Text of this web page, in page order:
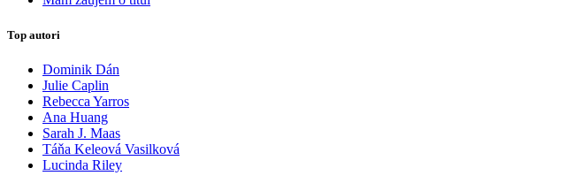
Top autori
Dominik Dán
Julie Caplin
Rebecca Yarros
Ana Huang
Sarah J. Maas
Táňa Keleová Vasilková
Lucinda Riley